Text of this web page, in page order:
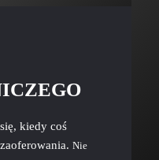
kiedy coś
Nie